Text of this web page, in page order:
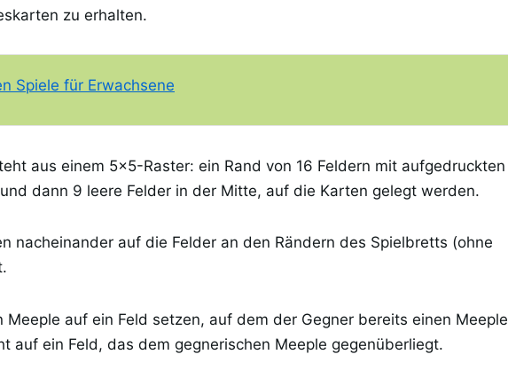
zu erhalten.
Spiele für Erwachsene
aus einem 5×5-Raster: ein Rand von 16 Feldern mit aufgedruckten
dann 9 leere Felder in der Mitte, auf die Karten gelegt werden.
nacheinander auf die Felder an den Rändern des Spielbretts (ohne
Meeple auf ein Feld setzen, auf dem der Gegner bereits einen Meeple
auf ein Feld, das dem gegnerischen Meeple gegenüberliegt.